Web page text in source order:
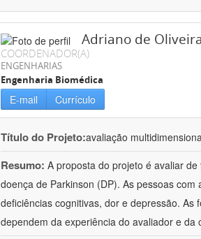
Adriano de
COORDENADOR(A)
ENGENHARIAS
Engenharia Biomédica
E-mail Currículo
Título do Projeto:avaliação
Resumo: A proposta do projeto é avaliar
doença de Parkinson (DP). As pessoas
deficiências cognitivas, dor e depressão.
dependem da experiência do avaliador e da